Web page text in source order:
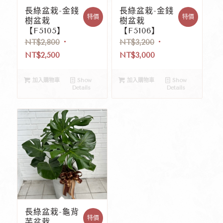
長綠盆栽-金錢
樹盆栽
【F5105】
NT$2,800
NT$2,500
特價
加入購物車
Show
Details
長綠盆栽-金錢
樹盆栽
【F5106】
NT$3,200
NT$3,000
特價
加入購物車
Show
Details
長綠盆栽-龜背
特價